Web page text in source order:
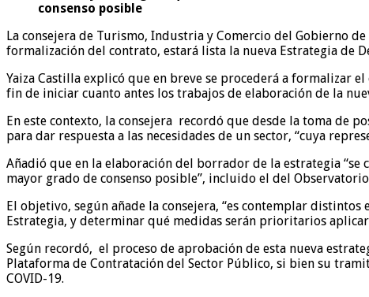
consenso posible
La consejera de Turismo, Industria y Comercio del Gobierno
formalización del contrato, estará lista la nueva Estrategia de
Yaiza Castilla explicó que en breve se procederá a formalizar
fin de iniciar cuanto antes los trabajos de elaboración de la
En este contexto, la consejera recordó que desde la toma
para dar respuesta a las necesidades de un sector, “cuya
Añadió que en la elaboración del borrador de la estrategia “se
mayor grado de consenso posible”, incluido el del
El objetivo, según añade la consejera, “es contemplar
Estrategia, y determinar qué medidas serán prioritarios
Según recordó, el proceso de aprobación de esta nueva
Plataforma de Contratación del Sector Público, si bien su
COVID-19.